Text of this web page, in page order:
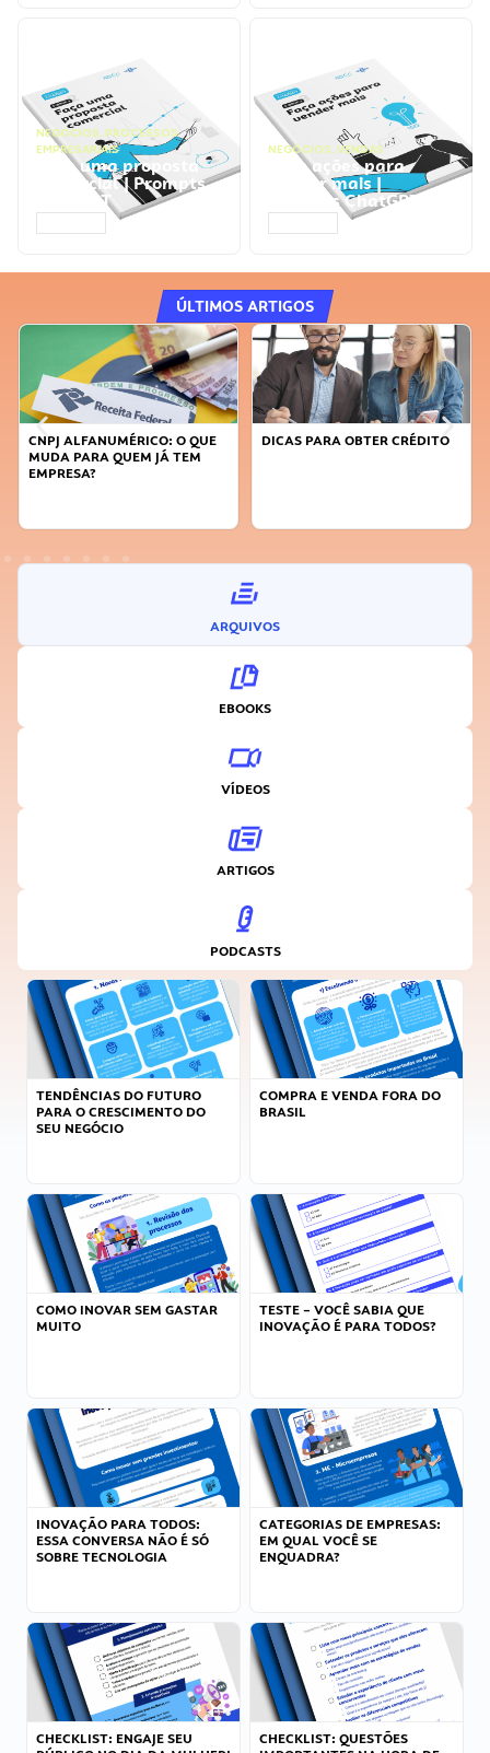
NEGÓCIOS, PROCESSOS
EMPRESARIAIS
Faça uma proposta
comercial | Prompts
ChatGPT
NEGÓCIOS, VENDAS
Faça ações para
vender mais |
Prompts ChatGPT
ÚLTIMOS ARTIGOS
CNPJ ALFANUMÉRICO: O QUE
MUDA PARA QUEM JÁ TEM
EMPRESA?
DICAS PARA OBTER CRÉDITO
ARQUIVOS
EBOOKS
VÍDEOS
ARTIGOS
PODCASTS
TENDÊNCIAS DO FUTURO
PARA O CRESCIMENTO DO
SEU NEGÓCIO
COMPRA E VENDA FORA DO
BRASIL
COMO INOVAR SEM GASTAR
MUITO
TESTE – VOCÊ SABIA QUE
INOVAÇÃO É PARA TODOS?
INOVAÇÃO PARA TODOS:
ESSA CONVERSA NÃO É SÓ
SOBRE TECNOLOGIA
CATEGORIAS DE EMPRESAS:
EM QUAL VOCÊ SE
ENQUADRA?
CHECKLIST: ENGAJE SEU
CHECKLIST: QUESTÕES